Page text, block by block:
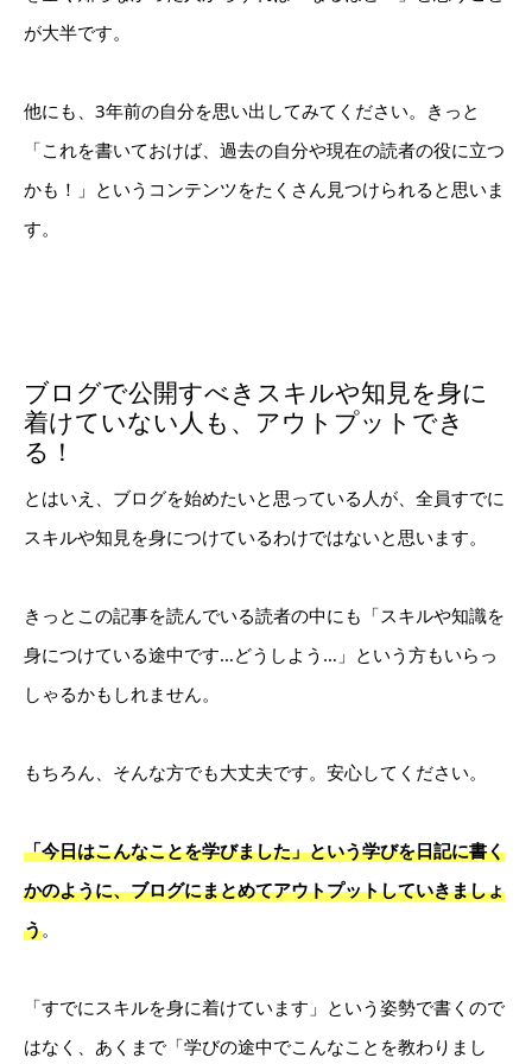
が大半です。
他にも、3年前の自分を思い出してみてください。きっと
「これを書いておけば、過去の自分や現在の読者の役に立つ
かも！」というコンテンツをたくさん見つけられると思いま
す。
ブログで公開すべきスキルや知見を身に
着けていない人も、アウトプットでき
る！
とはいえ、ブログを始めたいと思っている人が、全員すでに
スキルや知見を身につけているわけではないと思います。
きっとこの記事を読んでいる読者の中にも「スキルや知識を
身につけている途中です…どうしよう…」という方もいらっ
しゃるかもしれません。
もちろん、そんな方でも大丈夫です。安心してください。
「今日はこんなことを学びました」という学びを日記に書く
かのように、ブログにまとめてアウトプットしていきましょ
う。
「すでにスキルを身に着けています」という姿勢で書くので
はなく、あくまで「学びの途中でこんなことを教わりまし